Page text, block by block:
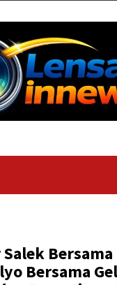
Bersama
Bersama